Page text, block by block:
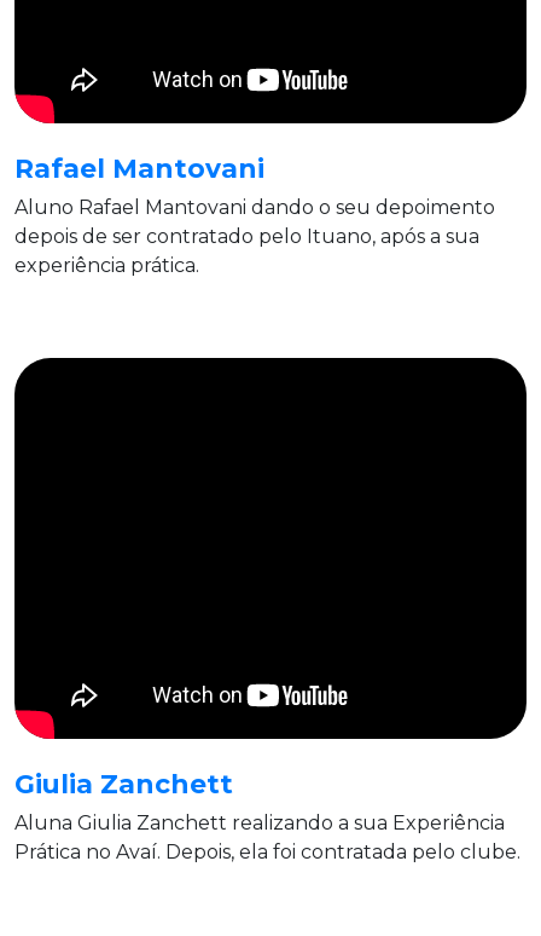
Rafael Mantovani
Aluno Rafael Mantovani dando o seu depoimento
depois de ser contratado pelo Ituano, após a sua
experiência prática.
Giulia Zanchett
Aluna Giulia Zanchett realizando a sua Experiência
Prática no Avaí. Depois, ela foi contratada pelo clube.